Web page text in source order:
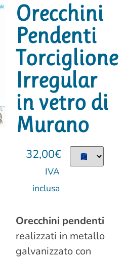
Orecchini
Pendenti
Torciglione
Irregular
in vetro di
Murano
32,00€
IVA
inclusa
Orecchini pendenti
realizzati in metallo
galvanizzato con